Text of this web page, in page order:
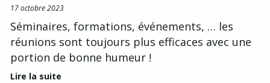
17 octobre 2023
Séminaires, formations, événements, … les
réunions sont toujours plus efficaces avec une
portion de bonne humeur !
Lire la suite